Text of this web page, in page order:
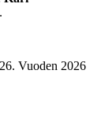
Vuoden 2026